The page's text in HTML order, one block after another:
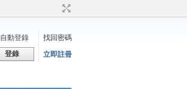
自動登錄
找回密碼
登錄 立即註冊